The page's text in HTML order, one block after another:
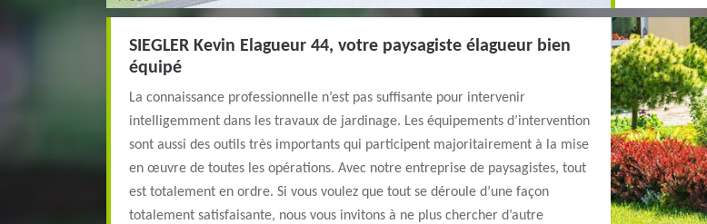
SIEGLER Kevin Elagueur 44, votre paysagiste élagueur bien
équipé
La connaissance professionnelle n’est pas suffisante pour intervenir
intelligemment dans les travaux de jardinage. Les équipements d’intervention
sont aussi des outils très importants qui participent majoritairement à la mise
en œuvre de toutes les opérations. Avec notre entreprise de paysagistes, tout
est totalement en ordre. Si vous voulez que tout se déroule d’une façon
totalement satisfaisante, nous vous invitons à ne plus chercher d’autre